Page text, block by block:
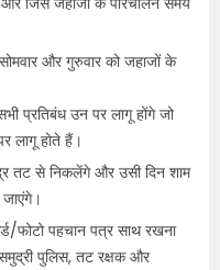
और गुरुवार को जहाजों के
प्रतिबंध उन पर लागू होंगे जो
लागू होते हैं।
तट से निकलेंगे और उसी दिन शाम
फोटो पहचान पत्र साथ रखना
पुलिस, तट रक्षक और